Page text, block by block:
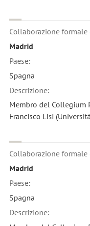
Collaborazione formale
Madrid
Paese:
Spagna
Descrizione:
Membro del Collegium
Francisco Lisi
Collaborazione formale
Madrid
Paese:
Spagna
Descrizione: